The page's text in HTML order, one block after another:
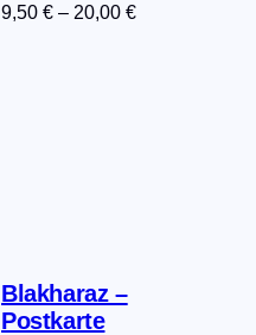
9,50€ – 20,00€
Blakharaz –
Postkarte